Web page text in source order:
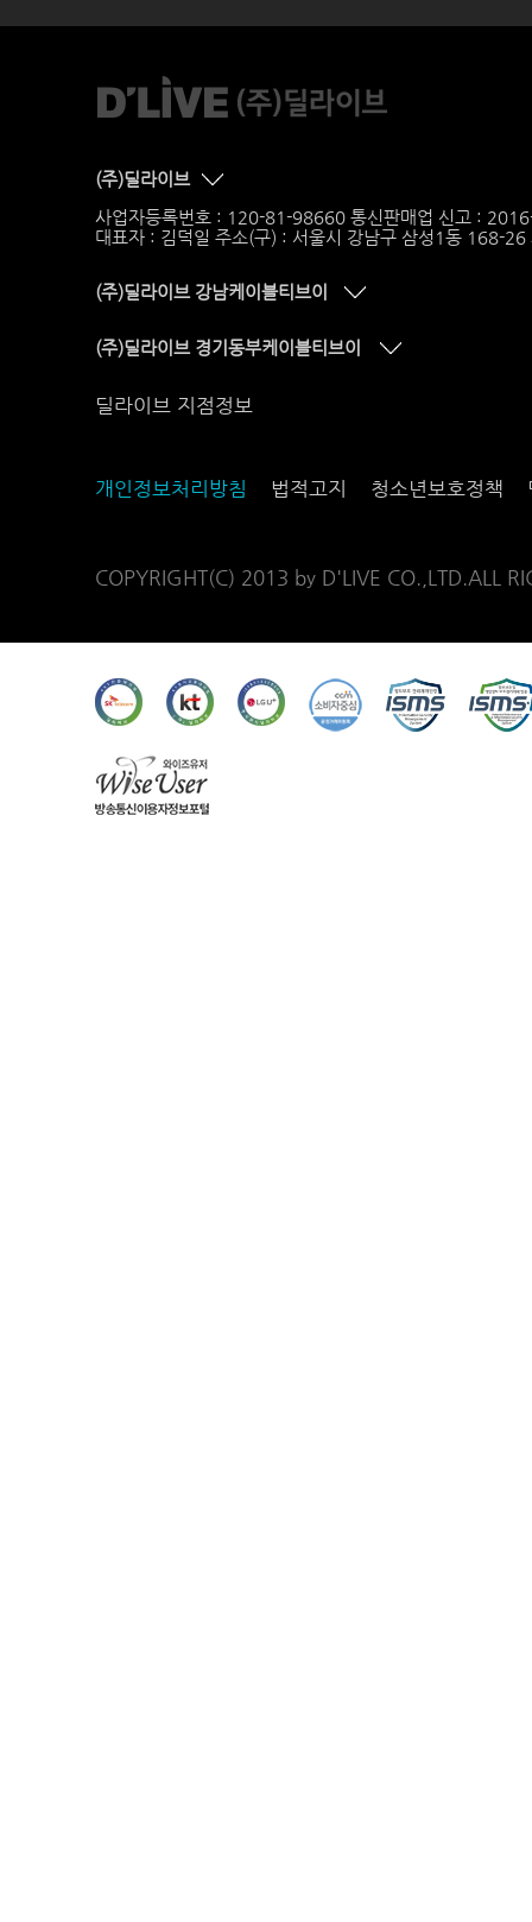
(주)딜라이브
사업자등록번호 : 120-81-98660 통신판매업 신고 :
대표자 : 김덕일 주소(구) : 서울시 강남구 삼성1동 168-
(주)딜라이브 강남케이블티브이
(주)딜라이브 경기동부케이블티브이
딜라이브 지점정보
개인정보처리방침 법적고지 청소년보호정책
COPYRIGHT(C) 2013 by D'LIVE CO.,LTD.ALL